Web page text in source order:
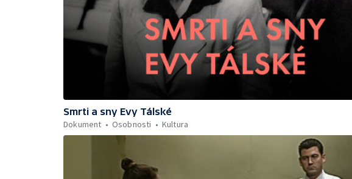
Smrti a sny Evy Tálské
Dokument
Osobnosti Kultura